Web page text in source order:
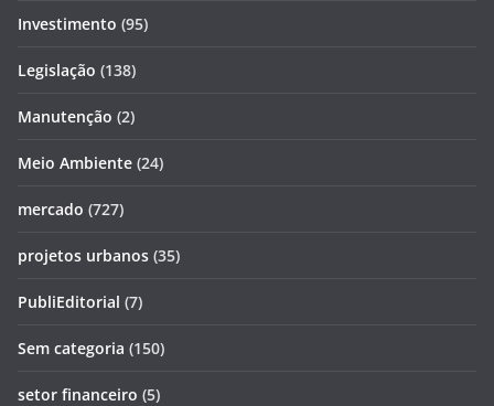
Investimento (95)
Legislação (138)
Manutenção (2)
Meio Ambiente (24)
mercado (727)
projetos urbanos (35)
PubliEditorial (7)
Sem categoria (150)
setor financeiro (5)